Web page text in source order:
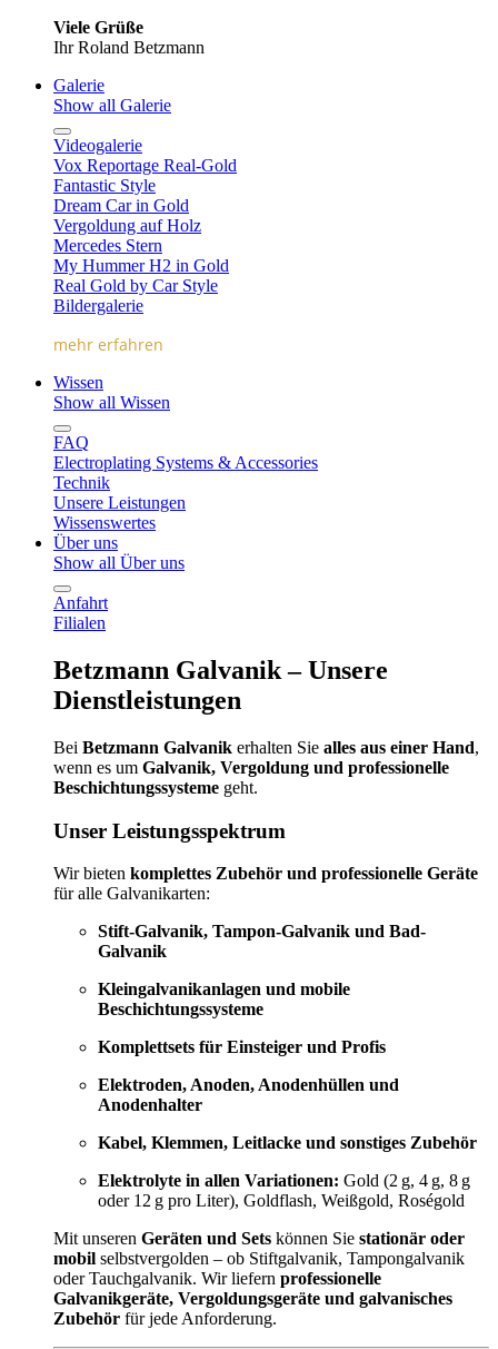
Viele Grüße
Ihr Roland Betzmann
Galerie
Show all Galerie
Videogalerie
Vox Reportage Real-Gold
Fantastic Style
Dream Car in Gold
Vergoldung auf Holz
Mercedes Stern
My Hummer H2 in Gold
Real Gold by Car Style
Bildergalerie
mehr erfahren
Wissen
Show all Wissen
FAQ
Electroplating Systems & Accessories
Technik
Unsere Leistungen
Wissenswertes
Über uns
Show all Über uns
Anfahrt
Filialen
Betzmann Galvanik – Unsere
Dienstleistungen
Bei Betzmann Galvanik erhalten Sie alles aus einer Hand,
wenn es um Galvanik, Vergoldung und professionelle
Beschichtungssysteme geht.
Unser Leistungsspektrum
Wir bieten komplettes Zubehör und professionelle Geräte
für alle Galvanikarten:
Stift-Galvanik, Tampon-Galvanik und Bad-
Galvanik
Kleingalvanikanlagen und mobile
Beschichtungssysteme
Komplettsets für Einsteiger und Profis
Elektroden, Anoden, Anodenhüllen und
Anodenhalter
Kabel, Klemmen, Leitlacke und sonstiges Zubehör
Elektrolyte in allen Variationen: Gold (2 g, 4 g, 8 g
oder 12 g pro Liter), Goldflash, Weißgold, Roségold
Mit unseren Geräten und Sets können Sie stationär oder
mobil selbstvergolden – ob Stiftgalvanik, Tampongalvanik
oder Tauchgalvanik. Wir liefern professionelle
Galvanikgeräte, Vergoldungsgeräte und galvanisches
Zubehör für jede Anforderung.